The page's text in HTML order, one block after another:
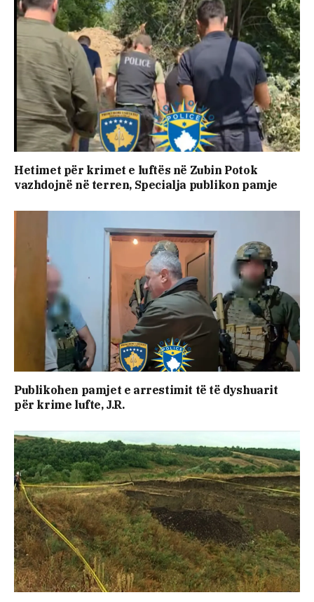
Hetimet për krimet e luftës në Zubin Potok
vazhdojnë në terren, Specialja publikon pamje
Publikohen pamjet e arrestimit të të dyshuarit
për krime lufte, J.R.